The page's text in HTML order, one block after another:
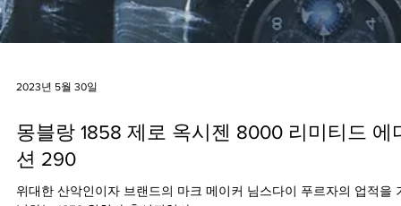
2023년 5월 30일